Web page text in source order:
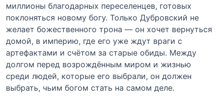
миллионы благодарных переселенцев, готовых
поклоняться новому богу. Только Дубровский не
желает божественного трона — он хочет вернуться
домой, в империю, где его уже ждут враги с
артефактами и счётом за старые обиды. Между
долгом перед возрождённым миром и жизнью
среди людей, которые его выбрали, он должен
выбрать, чьим богом стать на самом деле.